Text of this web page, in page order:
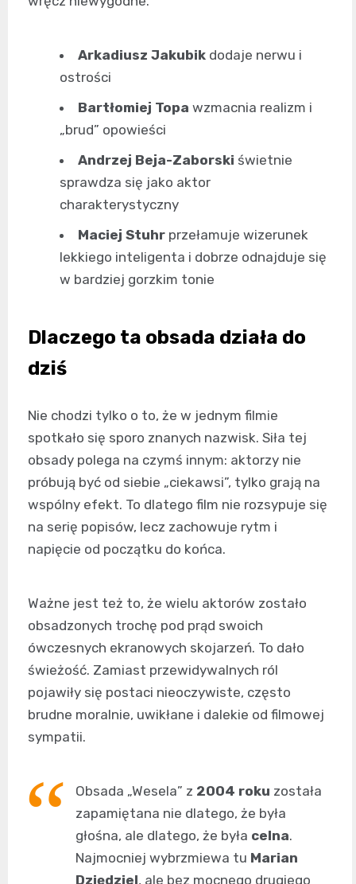
Arkadiusz Jakubik dodaje nerwu i
ostrości
Bartłomiej Topa wzmacnia realizm i
„brud” opowieści
Andrzej Beja-Zaborski świetnie
sprawdza się jako aktor
charakterystyczny
Maciej Stuhr przełamuje wizerunek
lekkiego inteligenta i dobrze odnajduje się
w bardziej gorzkim tonie
Dlaczego ta obsada działa do
dziś
Nie chodzi tylko o to, że w jednym filmie
spotkało się sporo znanych nazwisk. Siła tej
obsady polega na czymś innym: aktorzy nie
próbują być od siebie „ciekawsi”, tylko grają na
wspólny efekt. To dlatego film nie rozsypuje się
na serię popisów, lecz zachowuje rytm i
napięcie od początku do końca.
Ważne jest też to, że wielu aktorów zostało
obsadzonych trochę pod prąd swoich
ówczesnych ekranowych skojarzeń. To dało
świeżość. Zamiast przewidywalnych ról
pojawiły się postaci nieoczywiste, często
brudne moralnie, uwikłane i dalekie od filmowej
sympatii.
Obsada „Wesela” z 2004 roku została
zapamiętana nie dlatego, że była
głośna, ale dlatego, że była celna.
Najmocniej wybrzmiewa tu Marian
Dziędziel, ale bez mocnego drugiego